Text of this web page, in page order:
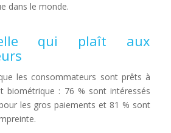
dans le monde.
qui plaît aux
les consommateurs sont prêts à
biométrique : 76 % sont intéressés
les gros paiements et 81 % sont